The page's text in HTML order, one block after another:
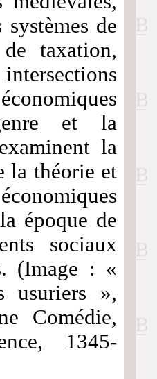
systèmes de
taxation,
et la
la
la théorie et
époque de
sociaux
(Image : «
usuriers »,
Comédie,
1345-